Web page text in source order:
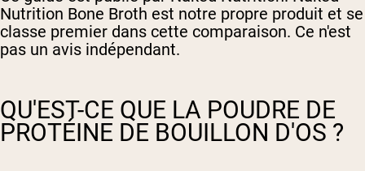
Nutrition Bone Broth est notre propre produit et se
classe premier dans cette comparaison. Ce n'est
pas un avis indépendant.
QU'EST-CE QUE LA POUDRE DE
PROTÉINE DE BOUILLON D'OS ?